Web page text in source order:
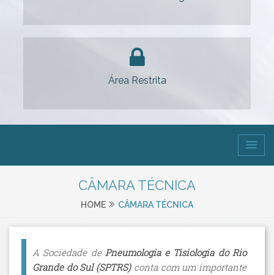
Área Restrita
CÂMARA TÉCNICA
HOME CÂMARA TÉCNICA
A Sociedade de Pneumologia e Tisiologia do Rio
Grande do Sul (SPTRS)conta com um importante